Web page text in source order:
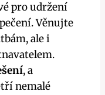
pro udržení
Věnujte
ale i
, a
nemalé